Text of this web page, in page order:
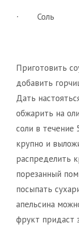
· Соль
Приготовить
добавить
Дать
обжарить на
соли в течение
крупно и
распределить
порезанный
посыпать
апельсина
фрукт придаст